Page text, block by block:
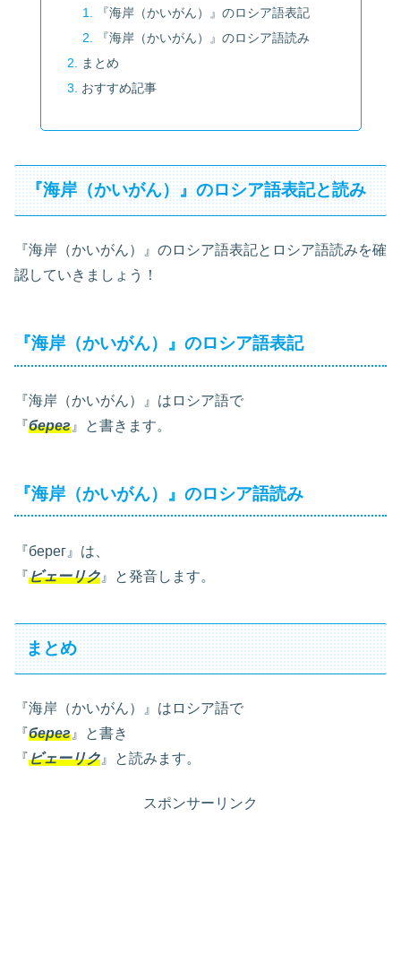
『海岸（かいがん）』のロシア語表記
『海岸（かいがん）』のロシア語読み
まとめ
おすすめ記事
『海岸（かいがん）』のロシア語表記と読み
『海岸（かいがん）』のロシア語表記とロシア語読みを確
認していきましょう！
『海岸（かいがん）』のロシア語表記
『海岸（かいがん）』はロシア語で
『берег 』と書きます。
『海岸（かいがん）』のロシア語読み
『берег』は、
『ビェーリク 』と発音します。
まとめ
『海岸（かいがん）』はロシア語で
『берег 』と書き
『ビェーリク 』と読みます。
スポンサーリンク